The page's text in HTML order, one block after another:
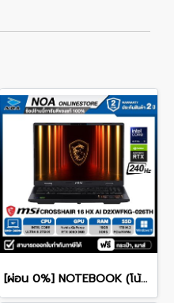
[ผ่อน 0%] NOTEBOOK (โน้ตบุ๊ก) MSI CROSSHAIR 16 HX AI D2XWFKG-026TH 16" QHD+ 240Hz/CORE ULTRA 9 275HX/RAM 16GB/SSD 1B/RTX 5060/WINDOWS /11+OFFICE รับประกันศูนย์ไทย 2ปี